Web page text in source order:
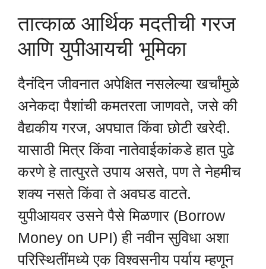
तात्काळ आर्थिक मदतीची गरज
आणि युपीआयची भूमिका
दैनंदिन जीवनात अपेक्षित नसलेल्या खर्चांमुळे
अनेकदा पैशांची कमतरता जाणवते, जसे की
वैद्यकीय गरज, अपघात किंवा छोटी खरेदी.
यासाठी मित्र किंवा नातेवाईकांकडे हात पुढे
करणे हे तात्पुरते उपाय असते, पण ते नेहमीच
शक्य नसते किंवा ते अवघड वाटते.
युपीआयवर उसने पैसे मिळणार (Borrow
Money on UPI) ही नवीन सुविधा अशा
परिस्थितींमध्ये एक विश्वसनीय पर्याय म्हणून